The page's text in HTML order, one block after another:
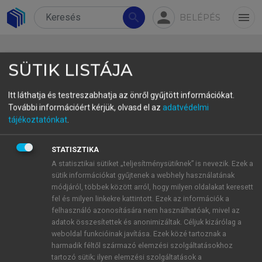
search person BELÉPÉS menu
Sipos Júlia gondozásában
Husserltől a hashtagig – a
vizualitás állandó jelenvalóságáról
Magyarország 2025-ben és
kitekintés 2050-re
Szabó Tibor autonóm Lukács
SÜTIK LISTÁJA
Itt láthatja és testreszabhatja az önről gyűjtött információkat.
További információért kérjük, olvasd el az adatvédelmi
tájékoztatónkat.
STATISZTIKA
A statisztikai sütiket „teljesítménysütiknek” is nevezik. Ezek a
sütik információkat gyűjtenek a webhely használatának
módjáról, többek között arról, hogy milyen oldalakat keresett
fel és milyen linkekre kattintott. Ezek az információk a
felhasználó azonosítására nem használhatóak, mivel az
adatok összesítettek és anonimizáltak. Céljuk kizárólag a
weboldal funkcióinak javítása. Ezek közé tartoznak a
harmadik féltől származó elemzési szolgáltatásokhoz
tartozó sütik; ilyen elemzési szolgáltatások a